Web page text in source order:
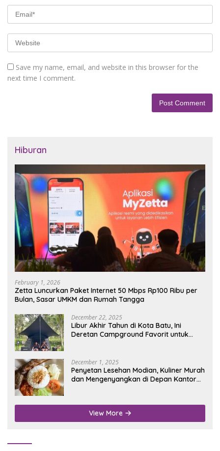
Save my name, email, and website in this browser for the
next time I comment.
Hiburan
February 1, 2026
Zetta Luncurkan Paket Internet 50 Mbps Rp100 Ribu per
Bulan, Sasar UMKM dan Rumah Tangga
December 22, 2025
Libur Akhir Tahun di Kota Batu, Ini
Deretan Campground Favorit untuk
December 1, 2025
Penyetan Lesehan Modian, Kuliner Murah
dan Mengenyangkan di Depan Kantor
View More